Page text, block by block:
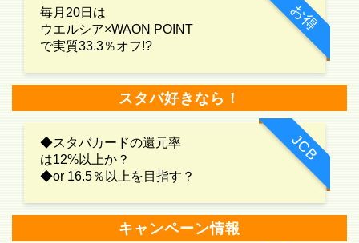
お得
毎月20日は
ウエルシア×WAON POINT
で実質33.3％オフ!?
スタバ好きなら！
JCB
◆スタバカードの還元率
は12%以上か？
◆or 16.5％以上を目指す？
キャンペーン情報